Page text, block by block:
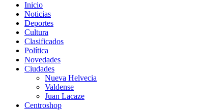
Rosario Web
Todas la noticias de Rosario y la zona
Inicio
Noticias
Deportes
Cultura
Clasificados
Política
Novedades
Ciudades
Nueva Helvecia
Valdense
Juan Lacaze
Centroshop